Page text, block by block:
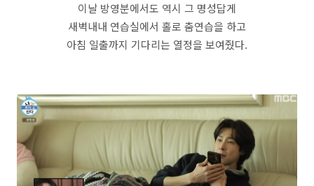
이날 방영분에서도 역시 그 명성답게
새벽내내 연습실에서 홀로 춤연습을 하고
아침 일출까지 기다리는 열정을 보여줬다.